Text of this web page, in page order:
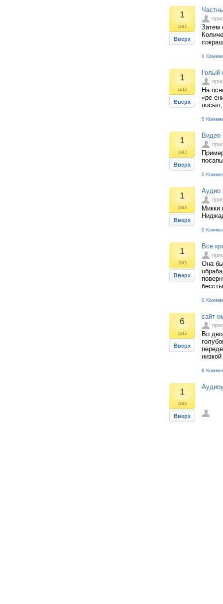
1
раз
Вверх
Затем
0
1
раз
Вверх
Голый
На
«ре
0
1
раз
Вверх
Видео
0
1
раз
Вверх
Аудио
Микки
0
1
раз
Вверх
Все
Она
0
6
раз
Вверх
сайт
Во
6
1
раз
Вверх